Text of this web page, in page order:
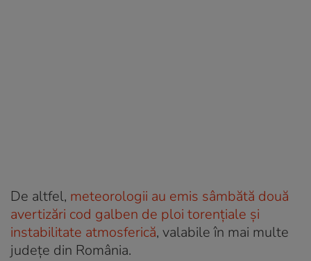
De altfel, meteorologii au emis sâmbătă două
avertizări cod galben de ploi torenţiale şi
instabilitate atmosferică, valabile în mai multe
judeţe din România.